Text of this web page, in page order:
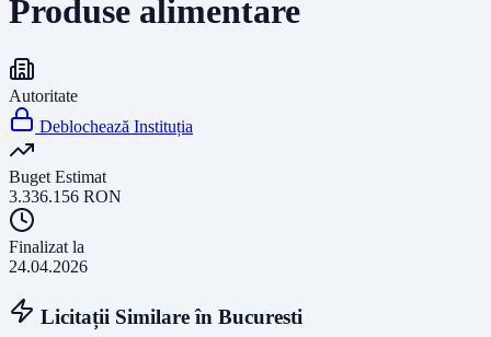
Produse alimentare
Autoritate
Deblochează Instituția
Buget Estimat
3.336.156 RON
Finalizat la
24.04.2026
Licitații Similare în Bucuresti